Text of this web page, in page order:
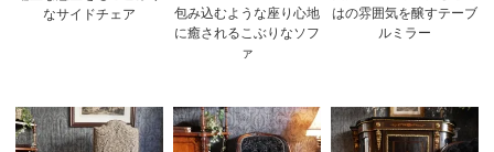
なサイドチェア
包み込むような座り心地
に癒されるこぶりなソフ
ァ
はの雰囲気を醸すテーブ
ルミラー